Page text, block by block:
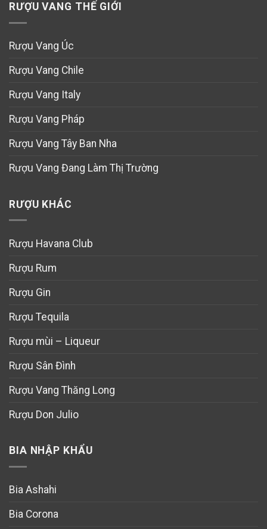
RƯỢU VANG THẾ GIỚI
Rượu Vang Úc
Rượu Vang Chile
Rượu Vang Italy
Rượu Vang Pháp
Rượu Vang Tây Ban Nha
Rượu Vang Đang Làm Thị Trường
RƯỢU KHÁC
Rượu Havana Club
Rượu Rum
Rượu Gin
Rượu Tequila
Rượu mùi – Liqueur
Rượu Sân Đình
Rượu Vang Thăng Long
Rượu Don Julio
BIA NHẬP KHẨU
Bia Ashahi
Bia Corona